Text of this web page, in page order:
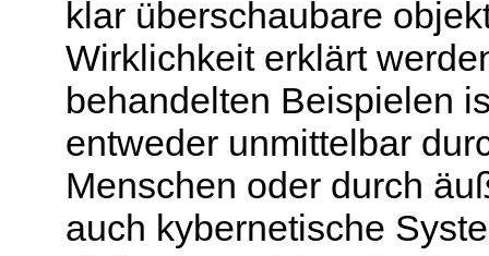
klar überschaubare
Wirklichkeit erklärt
behandelten Beispielen
entweder unmittelbar
Menschen oder durch
auch kybernetische